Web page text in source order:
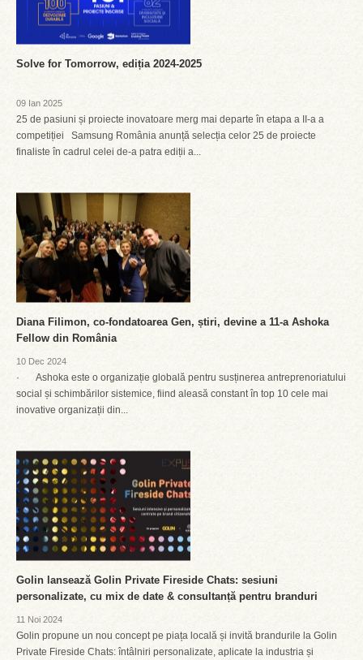
Solve for Tomorrow, ediția 2024-2025
09 Ian 2025
25 de pasiuni și proiecte inovatoare merg mai departe în etapa a II-a a
competiției Samsung România anunță selecția celor 25 de proiecte
finaliste în cadrul celei de-a patra ediții a...
Diana Filimon, co-fondatoarea Gen, știri, devine a 11-a Ashoka
Fellow din România
10 Dec 2024
· Ashoka este o organizație globală pentru susținerea antreprenoriatului
social și schimbărilor sistemice, fiind aleasă constant în top 10 cele mai
inovative organizații din...
Golin lansează Golin Private Fireside Chats: sesiuni
personalizate, cu mix de date & consultanță pentru branduri
11 Noi 2024
Golin propune un nou concept pe piața locală și invită brandurile la Golin
Private Fireside Chats: întâlniri personalizate, aplicate la industria și